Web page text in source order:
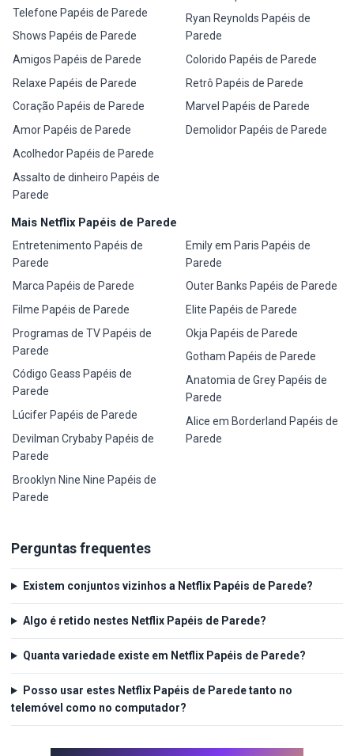
Telefone Papéis de Parede
Shows Papéis de Parede
Amigos Papéis de Parede
Relaxe Papéis de Parede
Coração Papéis de Parede
Amor Papéis de Parede
Acolhedor Papéis de Parede
Assalto de dinheiro Papéis de
Parede
Ryan Reynolds Papéis de
Parede
Colorido Papéis de Parede
Retrô Papéis de Parede
Marvel Papéis de Parede
Demolidor Papéis de Parede
Mais Netflix Papéis de Parede
Entretenimento Papéis de
Parede
Marca Papéis de Parede
Filme Papéis de Parede
Programas de TV Papéis de
Parede
Código Geass Papéis de
Parede
Lúcifer Papéis de Parede
Devilman Crybaby Papéis de
Parede
Brooklyn Nine Nine Papéis de
Parede
Emily em Paris Papéis de
Parede
Outer Banks Papéis de Parede
Elite Papéis de Parede
Okja Papéis de Parede
Gotham Papéis de Parede
Anatomia de Grey Papéis de
Parede
Alice em Borderland Papéis de
Parede
Perguntas frequentes
Existem conjuntos vizinhos a Netflix Papéis de Parede?
Algo é retido nestes Netflix Papéis de Parede?
Quanta variedade existe em Netflix Papéis de Parede?
Posso usar estes Netflix Papéis de Parede tanto no
telemóvel como no computador?